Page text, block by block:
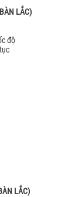
LẮC)
độ
LẮC)